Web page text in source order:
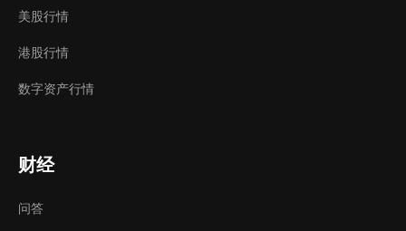
美股行情
港股行情
数字资产行情
财经
问答